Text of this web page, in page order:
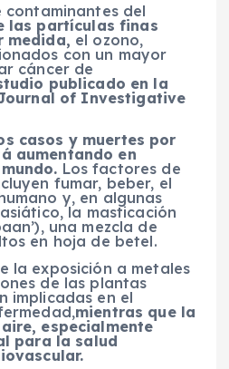
contaminantes del
las partículas finas
medida, el ozono,
con un mayor
cáncer de
publicado en la
of Investigative
casos y muertes por
aumentando en
Los factores de
fumar, beber, el
y, en algunas
la masticación
una mezcla de
en hoja de betel.
la exposición a metales
de las plantas
implicadas en el
mientras que la
especialmente
para la salud